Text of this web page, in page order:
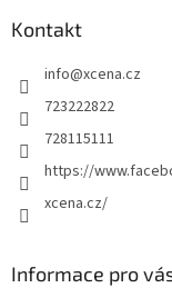
Kontakt
info@xcena.cz
723222822
728115111
https://
xcena.cz/
Informace pro